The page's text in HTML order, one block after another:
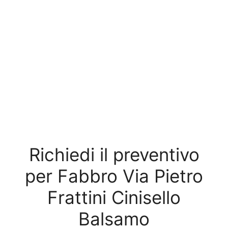
Richiedi il preventivo
per Fabbro Via Pietro
Frattini Cinisello
Balsamo